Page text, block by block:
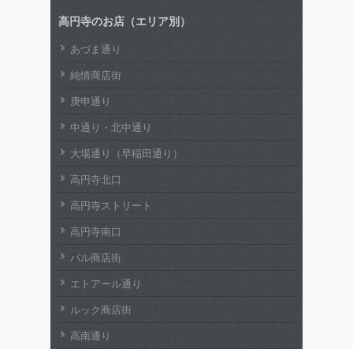
高円寺のお店（エリア別）
あづま通り
純情商店街
庚申通り
中通り・北中通り
大場通り（早稲田通り）
高円寺北口
高円寺ストリート
高円寺南口
パル商店街
エトアール通り
ルック商店街
高南通り